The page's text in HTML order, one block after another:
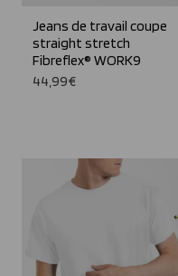
Jeans de travail coupe
straight stretch
Fibreflex® WORK9
44,99€